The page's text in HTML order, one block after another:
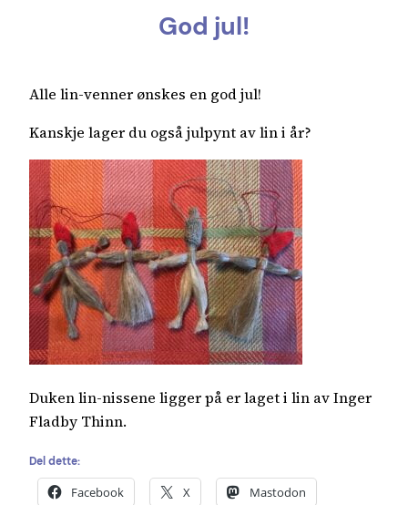
God jul!
Alle lin-venner ønskes en god jul!
Kanskje lager du også julpynt av lin i år?
Duken lin-nissene ligger på er laget i lin av Inger
Fladby Thinn.
Del dette:
Facebook X Mastodon